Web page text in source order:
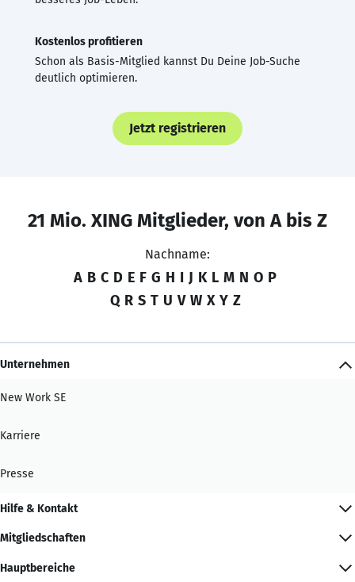
Kostenlos profitieren
Schon als Basis-Mitglied kannst Du Deine Job-Suche
deutlich optimieren.
Jetzt registrieren
21 Mio. XING Mitglieder, von A bis Z
Nachname:
A B C D E F G H I J K L M N O P
Q R S T U V W X Y Z
Unternehmen
New Work SE
Karriere
Presse
Hilfe & Kontakt
Mitgliedschaften
Hauptbereiche